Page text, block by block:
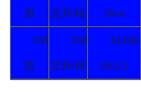
型 立升/转 59-4
250
型
250
立升/转
XLD6-
59-5.5